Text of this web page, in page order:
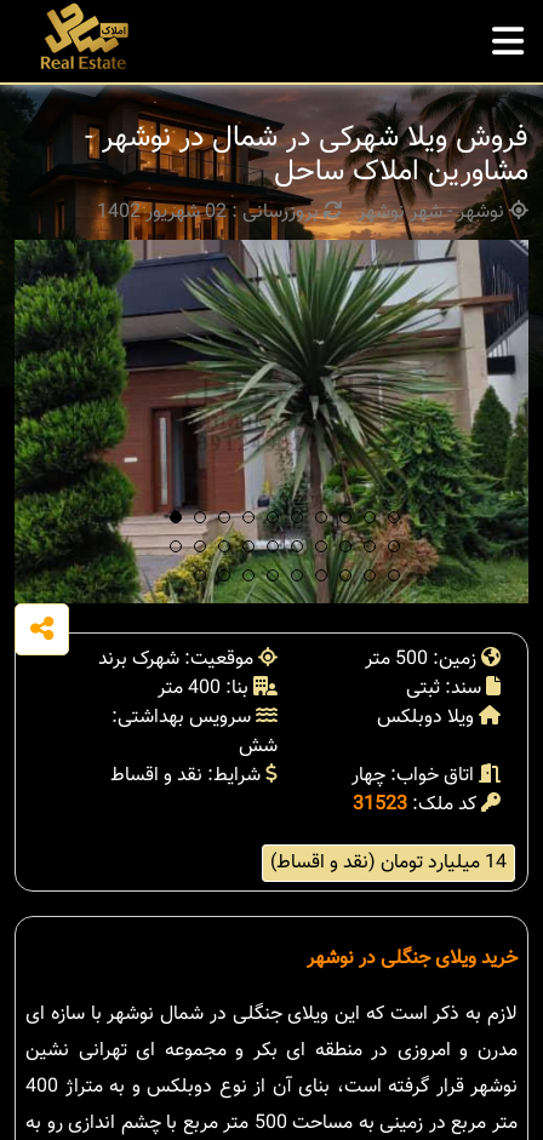
فروش ویلا شهرکی در شمال در نوشهر -
مشاورین املاک ساحل
نوشهر - شهر نوشهر بروزرسانی : 02 شهریور 1402
زمین: 500 متر
موقعیت: شهرک برند
سند: ثبتی
بنا: 400 متر
ویلا دوبلکس
سرویس بهداشتی:
شش
اتاق خواب: چهار
شرایط: نقد و اقساط
کد ملک: 31523
14 میلیارد تومان (نقد و اقساط)
خرید ویلای جنگلی در نوشهر
لازم به ذکر است که این ویلای جنگلی در شمال نوشهر با سازه ای
مدرن و امروزی در منطقه ای بکر و مجموعه ای تهرانی نشین
نوشهر قرار گرفته است، بنای آن از نوع دوبلکس و به متراژ 400
متر مربع در زمینی به مساحت 500 متر مربع با چشم اندازی رو به